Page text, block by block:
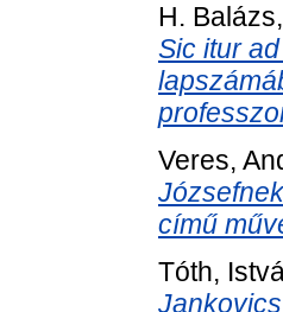
H.
Sic itur
Veres,
című
Tóth,